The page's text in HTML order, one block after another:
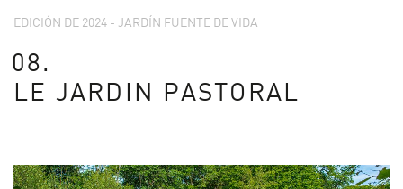
EDICIÓN DE 2024 - JARDÍN FUENTE DE VIDA
08.
LE JARDIN PASTORAL